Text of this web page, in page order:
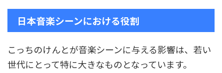
日本音楽シーンにおける役割
こっちのけんとが音楽シーンに与える影響は、若い
世代にとって特に大きなものとなっています。